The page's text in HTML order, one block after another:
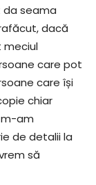
seama
dacă
meciul
care pot
care își
chiar
am
de detalii la
să